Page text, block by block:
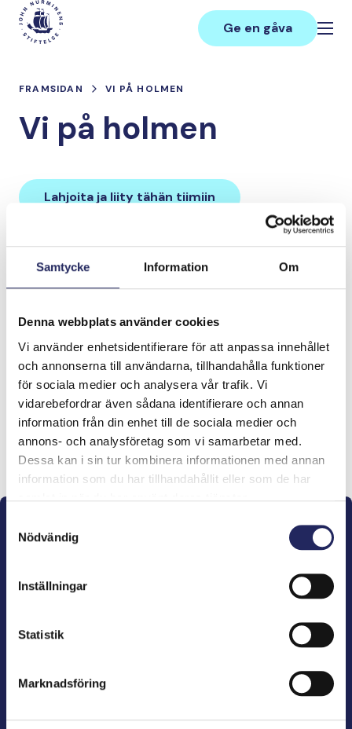
Samtycke Information Om
Denna webbplats använder cookies
Vi använder enhetsidentifierare för att anpassa innehållet
och annonserna till användarna, tillhandahålla funktioner
för sociala medier och analysera vår trafik. Vi
vidarebefordrar även sådana identifierare och annan
information från din enhet till de sociala medier och
annons- och analysföretag som vi samarbetar med.
Dessa kan i sin tur kombinera informationen med annan
information som du har tillhandahållit eller som de har
Nödvändig
Inställningar
Statistik
Marknadsföring
Hoppa
innehåll
Main
Ge en gåva
FRAMSIDAN VI PÅ HOLMEN
Vi på holmen
Lahjoita ja liity tähän tiimiin
Tiimin lahjoitukset yhteensä:
Tiimille tehdyt
lahjoitukset
Lahjoita ja liity tähän tiimiin
kulturens väktare och utgivare av marin litteratur.
Bölegatan 2